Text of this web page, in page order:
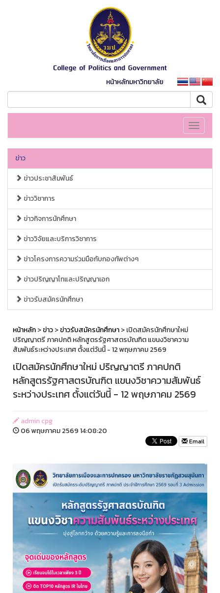
หน้าหลักมหาวิทยาลัย
Toggle
ข่าว
ข่าวประชาสัมพันธ์
ข่าววิชาการ
ข่าวกิจการนักศึกษา
ข่าววิจัยและบริการวิชาการ
ข่าวโครงการความร่วมมือกับกองทัพต่างๆ
ข่าวปริญญาโทและปริญญาเอก
ข่าวรับสมัครนักศึกษา
หน้าหลัก>ข่าว>ข่าวรับสมัครนักศึกษา> เปิดสมัครนักศึกษาใหม่
ปริญญาตรี ภาคปกติ หลักสูตรรัฐศาสตรบัณฑิต แขนงวิชาความ
สัมพันธ์ระหว่างประเทศ ตั้งแต่วันนี้ - 12 พฤษภาคม 2569
เปิดสมัครนักศึกษาใหม่ ปริญญาตรี ภาคปกติ
หลักสูตรรัฐศาสตรบัณฑิต แขนงวิชาความสัมพันธ์
ระหว่างประเทศ ตั้งแต่วันนี้ - 12 พฤษภาคม 2569
admin cpg
06 พฤษภาคม 2569 14:08:20
Email